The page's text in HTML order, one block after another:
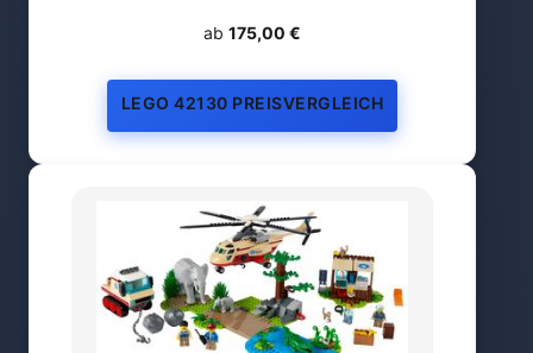
ab 175,00 €
LEGO 42130 PREISVERGLEICH